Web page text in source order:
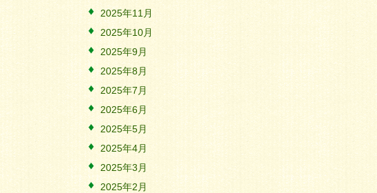
2025年11月
2025年10月
2025年9月
2025年8月
2025年7月
2025年6月
2025年5月
2025年4月
2025年3月
2025年2月